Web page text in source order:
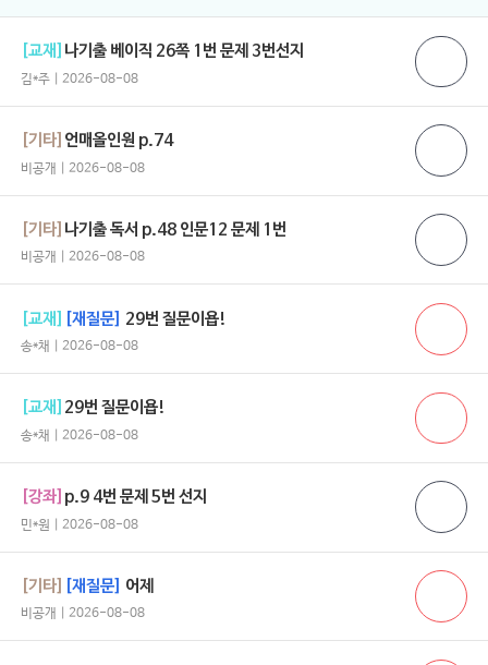
[교재] 나기출 베이직 26쪽 1번 문제 3번선지
김*주 | 2026-08-08
[기타] 언매올인원 p.74
비공개 | 2026-08-08
[기타] 나기출 독서 p.48 인문12 문제 1번
비공개 | 2026-08-08
[교재] [재질문] 29번 질문이욥!
송*채 | 2026-08-08
[교재] 29번 질문이욥!
송*채 | 2026-08-08
[강좌] p.9 4번 문제 5번 선지
민*원 | 2026-08-08
[기타] [재질문] 어제
비공개 | 2026-08-08